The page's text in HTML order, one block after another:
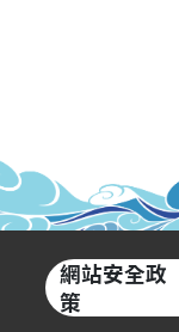
網站安全政
策